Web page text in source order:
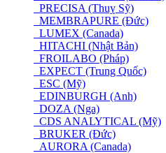
PRECISA (Thuỵ Sỹ)
MEMBRAPURE (Đức)
LUMEX (Canada)
HITACHI (Nhật Bản)
FROILABO (Pháp)
EXPECT (Trung Quốc)
ESC (Mỹ)
EDINBURGH (Anh)
DOZA (Nga)
CDS ANALYTICAL (Mỹ)
BRUKER (Đức)
AURORA (Canada)